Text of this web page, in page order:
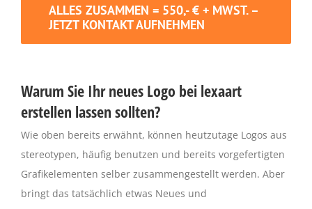
ALLES ZUSAMMEN = 550,- € + MWST. –
JETZT KONTAKT AUFNEHMEN
Warum Sie Ihr neues Logo bei lexaart
erstellen lassen sollten?
Wie oben bereits erwähnt, können heutzutage Logos aus
stereotypen, häufig benutzen und bereits vorgefertigten
Grafikelementen selber zusammengestellt werden. Aber
bringt das tatsächlich etwas Neues und